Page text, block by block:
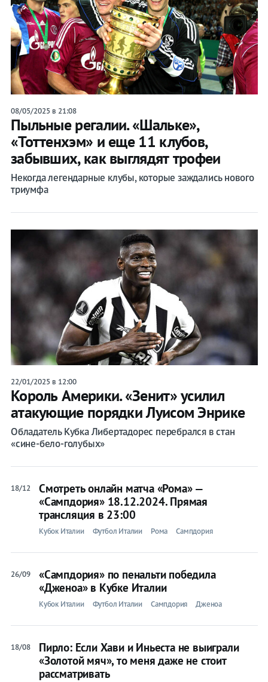
08/05/2025 в 21:08
Пыльные регалии. «Шальке»,
«Тоттенхэм» и еще 11 клубов,
забывших, как выглядят трофеи
Некогда легендарные клубы, которые заждались нового
триумфа
22/01/2025 в 12:00
Король Америки. «Зенит» усилил
атакующие порядки Луисом Энрике
Обладатель Кубка Либертадорес перебрался в стан
«сине-бело-голубых»
18/12
Смотреть онлайн матча «Рома» —
«Сампдория» 18.12.2024. Прямая
трансляция в 23:00
Кубок Италии Футбол Италии Рома Сампдория
26/09
«Сампдория» по пенальти победила
«Дженоа» в Кубке Италии
Кубок Италии Футбол Италии Сампдория Дженоа
18/08
Пирло: Если Хави и Иньеста не выиграли
«Золотой мяч», то меня даже не стоит
рассматривать